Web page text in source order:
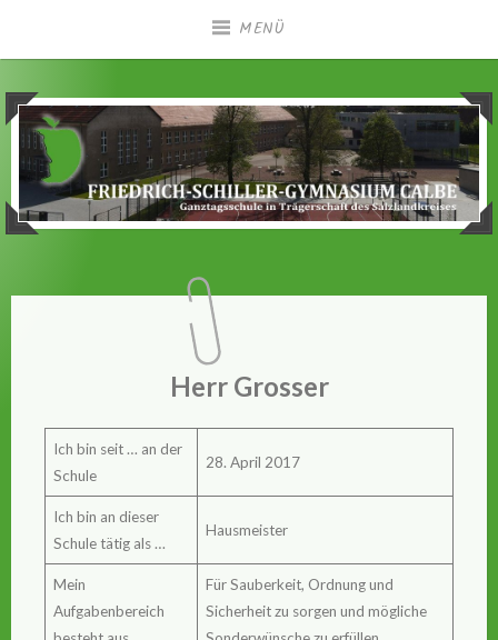
MENÜ
Friedrich-Schiller-
Gymnasium Calbe
Ganztagsgymnasium in Trägerschaft des
Salzlandkreises
Herr Grosser
Ich bin seit … an der
Schule
28. April 2017
Ich bin an dieser
Schule tätig als …
Hausmeister
Mein
Aufgabenbereich
Für Sauberkeit, Ordnung und
Sicherheit zu sorgen und mögliche